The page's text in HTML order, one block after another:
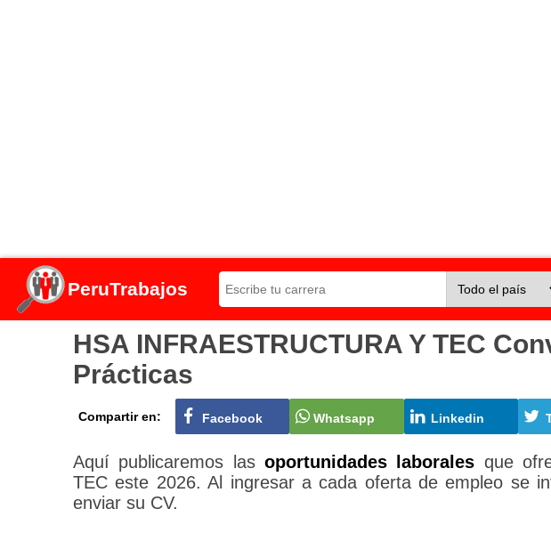
PeruTrabajos
HSA INFRAESTRUCTURA Y TEC
Prácticas
Compartir en: Facebook Whatsapp Linkedin
Aquí publicaremos las oportunidades laborales que
TEC este 2026. Al ingresar a cada oferta de empleo se
enviar su CV.